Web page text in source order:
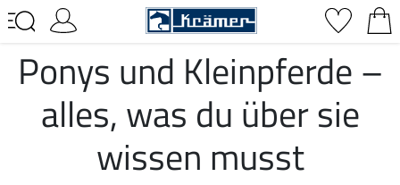
Ponys und Kleinpferde –
alles, was du über sie
wissen musst